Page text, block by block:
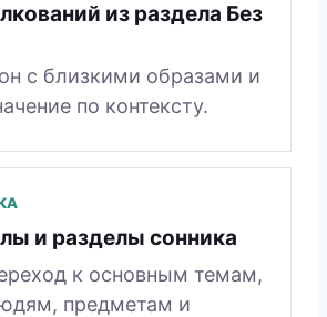
из раздела Без
с близкими образами и
по контексту.
и разделы сонника
к основным темам,
предметам и